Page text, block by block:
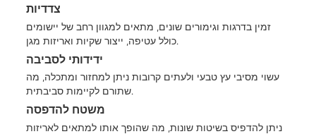
צדדיות
זמין בדרגות וגימורים שונים, מתאים למגוון רחב של יישומים
כולל עטיפה, ייצור שקיות ואריזות מגן.
ידידותי לסביבה
עשוי מסיבי עץ טבעי ולעתים קרובות ניתן למחזור ומתכלה, מה
שתורם לקיימות סביבתית.
משטח להדפסה
ניתן להדפיס בשיטות שונות, מה שהופך אותו למתאים לאריזות